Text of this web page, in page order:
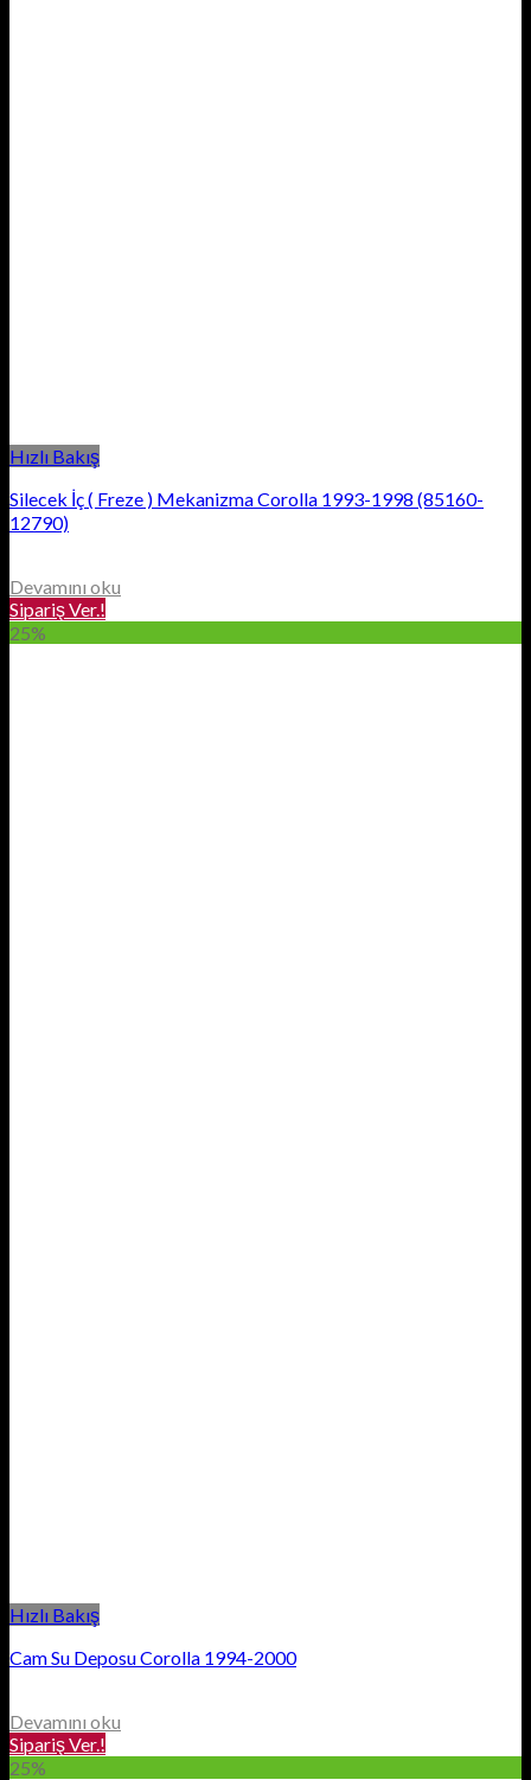
Hızlı Bakış
Silecek İç ( Freze ) Mekanizma Corolla 1993-1998 (85160-
12790)
Devamını oku
Sipariş Ver.!
25%
Hızlı Bakış
Cam Su Deposu Corolla 1994-2000
Devamını oku
Sipariş Ver.!
25%